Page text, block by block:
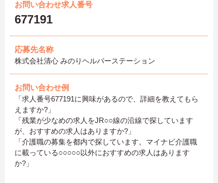
お問い合わせ求人番号
677191
応募先名称
株式会社清心 みのりヘルパーステーション
お問い合わせ例
「求人番号677191に興味があるので、詳細を教えてもら
えますか?」
「残業が少なめの求人をJR○○線の沿線で探しています
が、おすすめの求人はありますか?」
「介護職の募集を都内で探しています。マイナビ介護職
に載っている○○○○○以外におすすめの求人はあります
か?」